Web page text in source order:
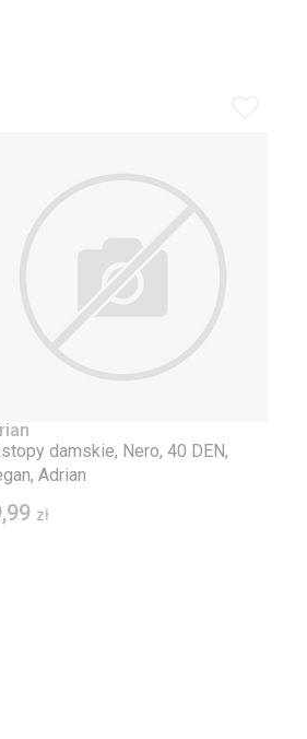
damskie, Nero, 40 DEN,
Adrian
zł